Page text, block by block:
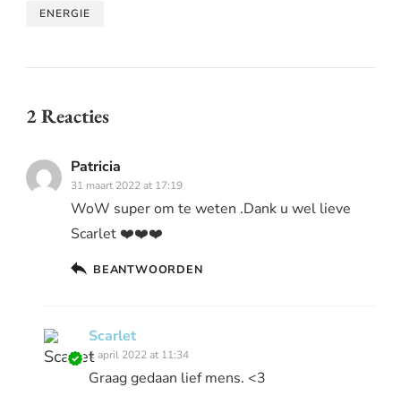
ENERGIE
2 Reacties
Patricia
31 maart 2022 at 17:19
WoW super om te weten .Dank u wel lieve
Scarlet ❤️❤️❤️
BEANTWOORDEN
Scarlet
1 april 2022 at 11:34
Graag gedaan lief mens. <3